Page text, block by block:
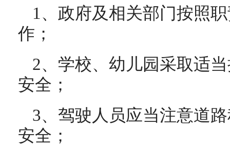
1、政府及相关部门按照
作；
2、学校、幼儿园采取适
安全；
3、驾驶人员应当注意道
安全；